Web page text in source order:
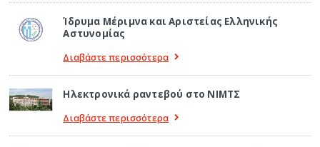
Ίδρυμα Μέριμνα και Αριστείας Ελληνικής
Αστυνομίας
Διαβάστε περισσότερα
Ηλεκτρονικά ραντεβού στο ΝΙΜΤΣ
Διαβάστε περισσότερα